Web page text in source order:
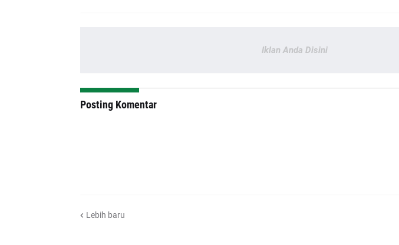
Iklan Anda Disini
Posting Komentar
Lebih baru